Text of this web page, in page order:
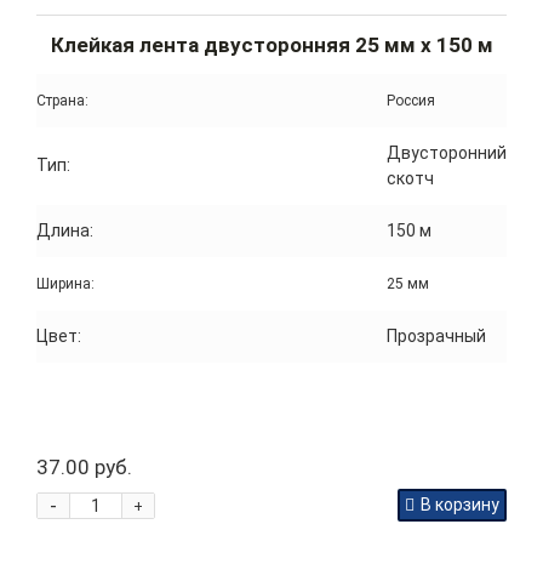
Клейкая лента двусторонняя 25 мм x 150 м
Страна: Россия
Тип:
Двусторонний
скотч
Длина: 150 м
Ширина: 25 мм
Цвет: Прозрачный
37.00 руб.
+
- В корзину